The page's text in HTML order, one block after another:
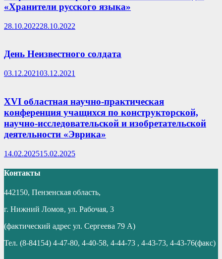
«Хранители русского языка»
28.10.202228.10.2022
День Неизвестного солдата
03.12.202103.12.2021
XVI областная научно-практическая
конференция учащихся по конструкторской,
научно-исследовательской и изобретательской
деятельности «Эврика»
14.02.202515.02.2025
Контакты
442150, Пензенская область,
г. Нижний Ломов, ул. Рабочая, 3
(фактический адрес ул. Сергеева 79 А)
Тел. (8-84154) 4-47-80, 4-40-58, 4-44-73 , 4-43-73, 4-43-76(факс)